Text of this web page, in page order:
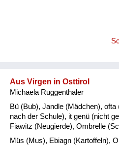
Aus Virgen in Osttirol
Michaela Ruggenthaler
Bü (Bub), Jandle (Mädchen),
nach der Schule), it genü (nicht
Fiawitz (Neugierde), Ombrelle
Müs (Mus), Ebiagn (Kartoffeln),